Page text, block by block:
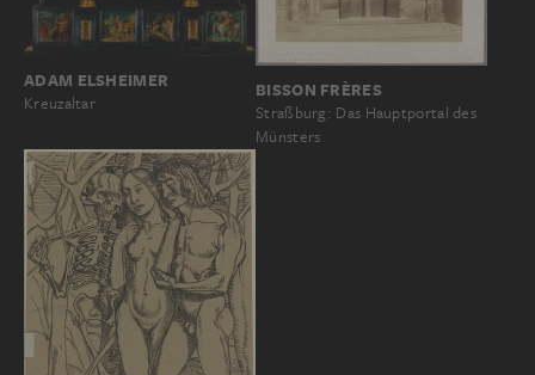
ADAM ELSHEIMER
Kreuzaltar
BISSON FRÈRES
Straßburg: Das Hauptportal des
Münsters